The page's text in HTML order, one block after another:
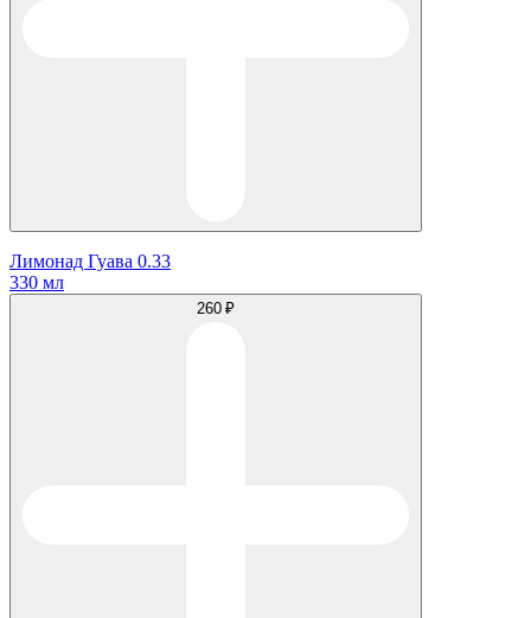
Лимонад Гуава 0.33
330 мл
260 ₽